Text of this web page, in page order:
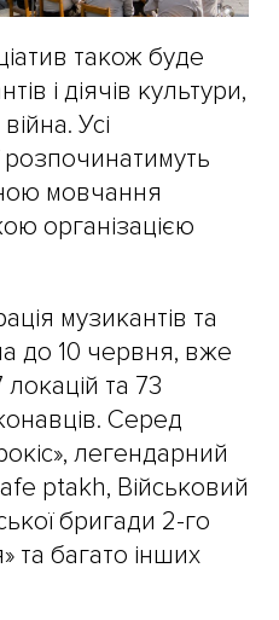
також буде
і діячів культури,
Усі
розпочинатимуть
мовчання
організацією
музикантів та
до 10 червня, вже
та 73
Серед
легендарний
ptakh, Військовий
бригади 2-го
та багато інших